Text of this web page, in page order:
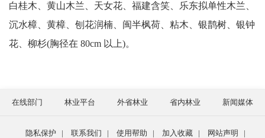
白桂木、黄山木兰、天女花、福建含笑、乐东拟单性木兰、
沉水樟、黄樟、刨花润楠、闽半枫荷、粘木、银鹊树、银钟
花、柳杉(胸径在 80cm 以上)。
在线部门 林业平台 外省林业 省内林业 新闻媒体
隐私保护 | 联系我们 | 使用帮助 | 加入收藏 | 网站声明 |